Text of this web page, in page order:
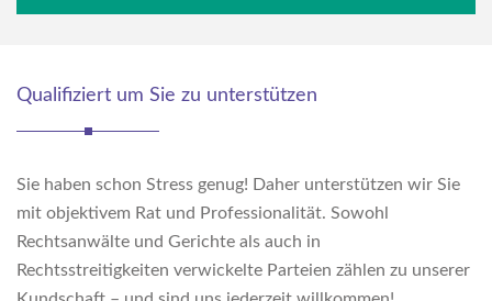
Qualifiziert um Sie zu unterstützen
Sie haben schon Stress genug! Daher unterstützen wir Sie
mit objektivem Rat und Professionalität. Sowohl
Rechtsanwälte und Gerichte als auch in
Rechtsstreitigkeiten verwickelte Parteien zählen zu unserer